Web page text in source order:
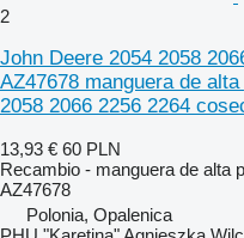
2
John Deere 2054 2058
AZ47678 manguera de
2058 2066 2256 2264
13,93 € 60 PLN
Recambio - manguera de alta
AZ47678
Polonia, Opalenica